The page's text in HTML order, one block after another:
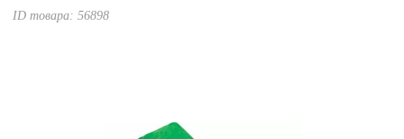
ID товара:56898